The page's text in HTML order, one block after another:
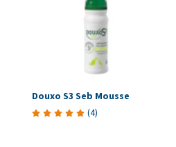
Douxo S3 Seb Mousse
(4)